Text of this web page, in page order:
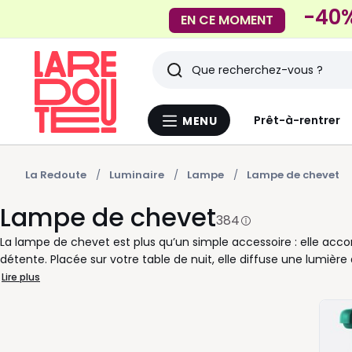
EN CE MOMENT
-
Menu
MENU Prêt-à-rentrer
Rechercher
Derniers
articles
vus
La Redoute Luminaire Lampe Lampe de chevet
Lampe de chevet384
La lampe de chevet est plus qu’un simple accessoire : elle
détente. Placée sur votre table de nuit, elle diffuse une
au repos. Vous pouvez l’utiliser pour lire quelques pages
offrent un réglage d’intensité afin d’adapter la lumière à
comme les lampes champignon, parfaites pour apporter une
n’importe quelle pièce et deviennent de véritables objets
Lire plus